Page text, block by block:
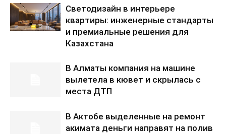
Светодизайн в интерьере
квартиры: инженерные стандарты
и премиальные решения для
Казахстана
В Алматы компания на машине
вылетела в кювет и скрылась с
места ДТП
В Актобе выделенные на ремонт
акимата деньги направят на полив